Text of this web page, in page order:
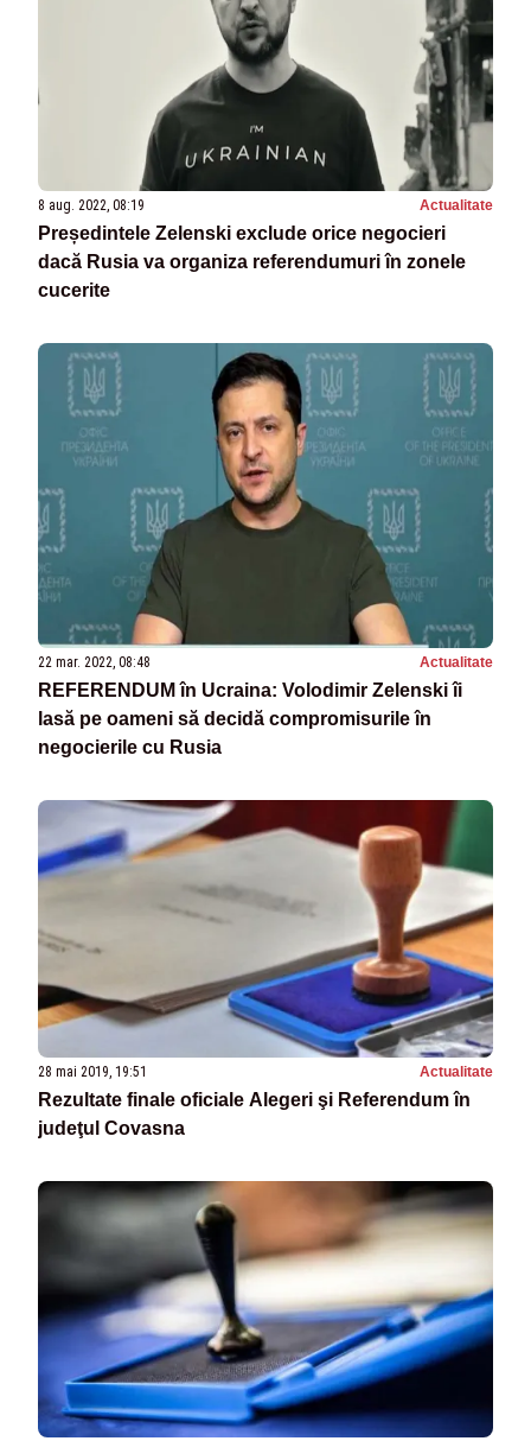
8 aug. 2022, 08:19 Actualitate
Președintele Zelenski exclude orice negocieri
dacă Rusia va organiza referendumuri în zonele
cucerite
22 mar. 2022, 08:48 Actualitate
REFERENDUM în Ucraina: Volodimir Zelenski îi
lasă pe oameni să decidă compromisurile în
negocierile cu Rusia
28 mai 2019, 19:51 Actualitate
Rezultate finale oficiale Alegeri şi Referendum în
judeţul Covasna